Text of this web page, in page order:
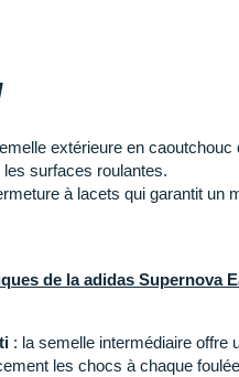
extérieure en caoutchouc
les surfaces roulantes.
à lacets qui garantit un
de la adidas Supernova
: la semelle intermédiaire offre
les chocs à chaque